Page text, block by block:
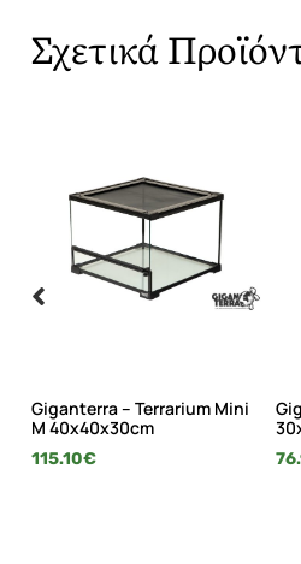
Σχετικά
Giganterra – Terrarium Mini
M 40x40x30cm
115.10€